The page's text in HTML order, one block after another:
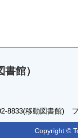
館）
8833(移動図書館)
Copyright ©